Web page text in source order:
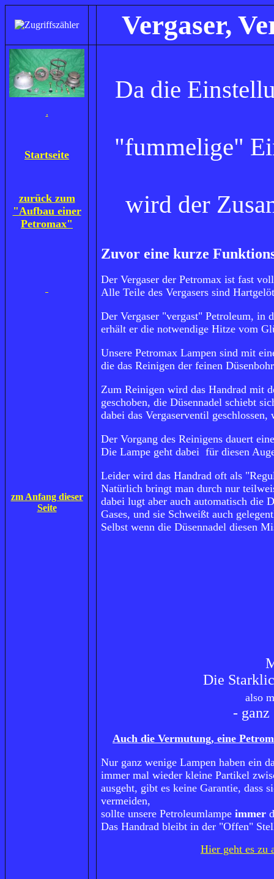
Vergaser,
.
Startseite
zurück zum
"Aufbau einer
Petromax"
zm Anfang dieser
Seite
Da die
"fummelige"
wird der
Zuvor eine kurze
Der Vergaser der Petromax ist fast
Alle Teile des Vergasers sind
Der Vergaser "vergast" Petroleum, in
erhält er die notwendige Hitze vom
Unsere Petromax Lampen sind mit
die das Reinigen der feinen
Zum Reinigen wird das Handrad mit
geschoben, die Düsennadel schiebt
dabei das Vergaserventil geschlossen,
Der Vorgang des Reinigens dauert
Die Lampe geht dabei für diesen
Leider wird das Handrad oft als
Natürlich bringt man durch nur
dabei lugt aber auch automatisch die
Gases, und sie Schweißt auch
Selbst wenn die Düsennadel diesen
Die
also
-
Auch die Vermutung, eine
Nur ganz wenige Lampen haben ein
immer mal wieder kleine Partikel
ausgeht, gibt es keine Garantie, dass
vermeiden,
sollte unsere Petroleumlampe immer
Das Handrad bleibt in der "Offen"
Hier geht es zu